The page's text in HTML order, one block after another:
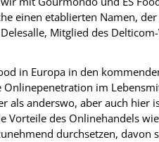
einen etablierten Namen,
Mitglied des
in Europa in den
im
als anderswo, aber auch
Vorteile des Onlinehandels
durchsetzen, davon